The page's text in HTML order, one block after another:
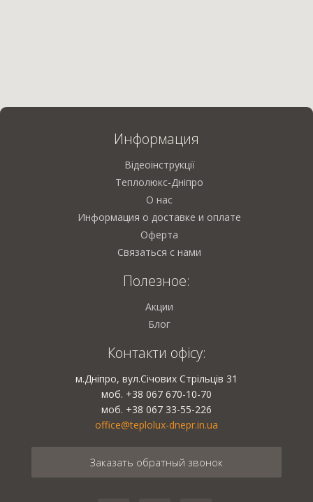
Информация
Відеоінструкції
Теплолюкс-Дніпро
О нас
Информация о доставке и оплате
Оферта
Связаться с нами
Полезное:
Акции
Блог
Контакти офісу:
м.Дніпро, вул.Січових Стрільців 31
моб. +38 067 670-10-70
моб. +38 067 33-55-226
office@teplolux-dnepr.in.ua
Заказать обратный звонок